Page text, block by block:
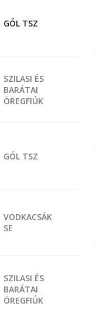
GÓL TSZ
SZILASI ÉS
BARÁTAI
ÖREGFIÚK
GÓL TSZ
VODKACSÁK
SE
SZILASI ÉS
BARÁTAI
ÖREGFIÚK